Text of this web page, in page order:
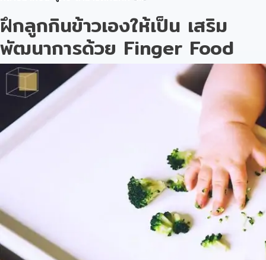
ฝึกลูกกินข้าวเองให้เป็น เสริม
พัฒนาการด้วย Finger Food